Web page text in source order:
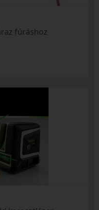
fúráshoz